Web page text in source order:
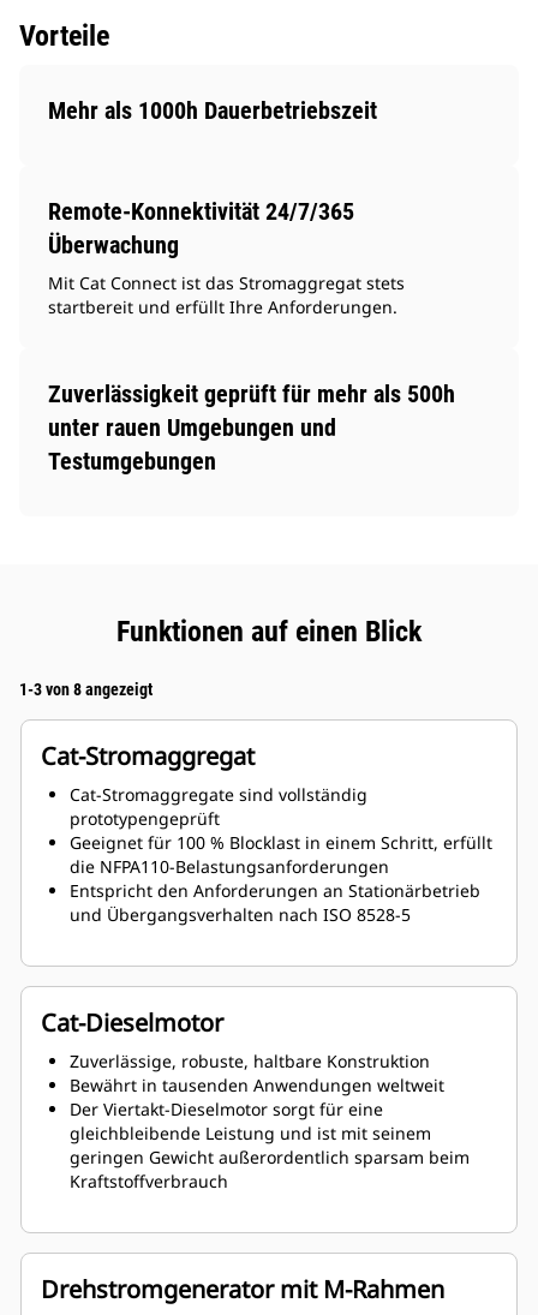
Vorteile
Mehr als 1000h Dauerbetriebszeit
Remote-Konnektivität 24/7/365
Überwachung
Mit Cat Connect ist das Stromaggregat stets
startbereit und erfüllt Ihre Anforderungen.
Zuverlässigkeit geprüft für mehr als 500h
unter rauen Umgebungen und
Testumgebungen
Funktionen auf einen Blick
1-3 von 8 angezeigt
Cat-Stromaggregat
Cat-Stromaggregate sind vollständig
prototypengeprüft
Geeignet für 100 % Blocklast in einem Schritt, erfüllt
die NFPA110-Belastungsanforderungen
Entspricht den Anforderungen an Stationärbetrieb
und Übergangsverhalten nach ISO 8528-5
Cat-Dieselmotor
Zuverlässige, robuste, haltbare Konstruktion
Bewährt in tausenden Anwendungen weltweit
Der Viertakt-Dieselmotor sorgt für eine
gleichbleibende Leistung und ist mit seinem
geringen Gewicht außerordentlich sparsam beim
Kraftstoffverbrauch
Drehstromgenerator mit M-Rahmen